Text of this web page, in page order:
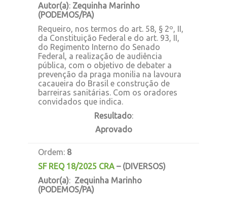
Autor(a): Zequinha Marinho
(PODEMOS/PA)
Requeiro, nos termos do art. 58, § 2º, II,
da Constituição Federal e do art. 93, II,
do Regimento Interno do Senado
Federal, a realização de audiência
pública, com o objetivo de debater a
prevenção da praga monilia na lavoura
cacaueira do Brasil e construção de
barreiras sanitárias. Com os oradores
convidados que indica.
Resultado:
Aprovado
Ordem: 8
SF REQ 18/2025 CRA – (DIVERSOS)
Autor(a): Zequinha Marinho
(PODEMOS/PA)